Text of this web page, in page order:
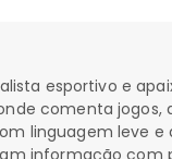
esportivo e
comenta
linguagem leve
informação com